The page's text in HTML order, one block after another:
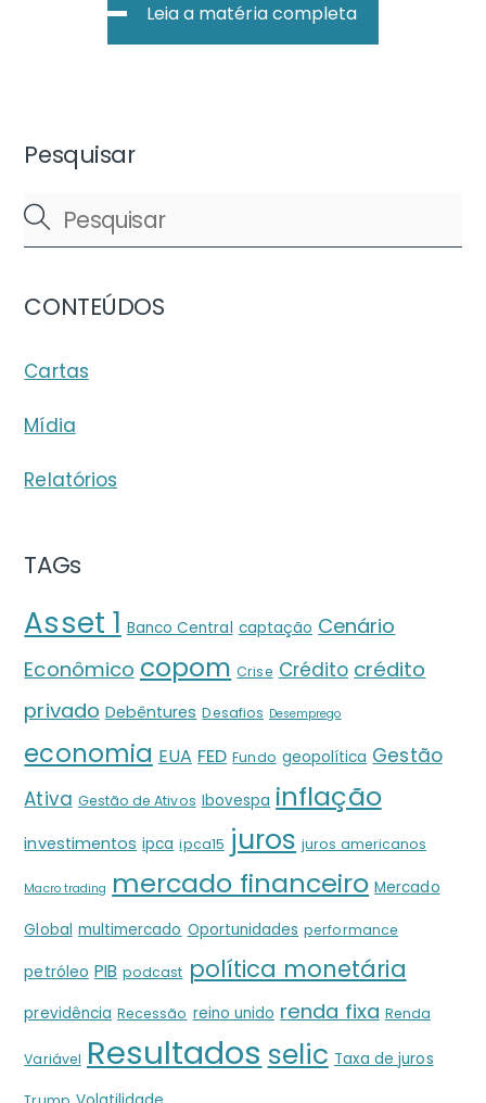
Leia a matéria completa
Pesquisar
CONTEÚDOS
Cartas
Mídia
Relatórios
TAGs
Asset 1 Banco Central captação Cenário
Econômico copom Crise Crédito crédito
privado Debêntures Desafios Desemprego
economia EUA FED Fundo geopolítica Gestão
Ativa Gestão de Ativos Ibovespa inflação
investimentos ipca ipca15 juros juros americanos
Macro trading mercado financeiro Mercado
Global multimercado Oportunidades performance
petróleo PIB podcast política monetária
previdência Recessão reino unido renda fixa Renda
Variável Resultados selic Taxa de juros